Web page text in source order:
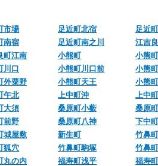
市場 足近町北宿
足近
南宿 足近町南之川
江吉
町江南 小熊町
小熊
川口 小熊町川口前
小熊
外粟野 小熊町天王
小熊
午北 上中町沖
上中
大須 桑原町小薮
桑原
前野 桑原町八神
下中
城屋敷 新生町
竹鼻
狐穴 竹鼻町駒塚
竹鼻
丸の内 福寿町浅平
福寿